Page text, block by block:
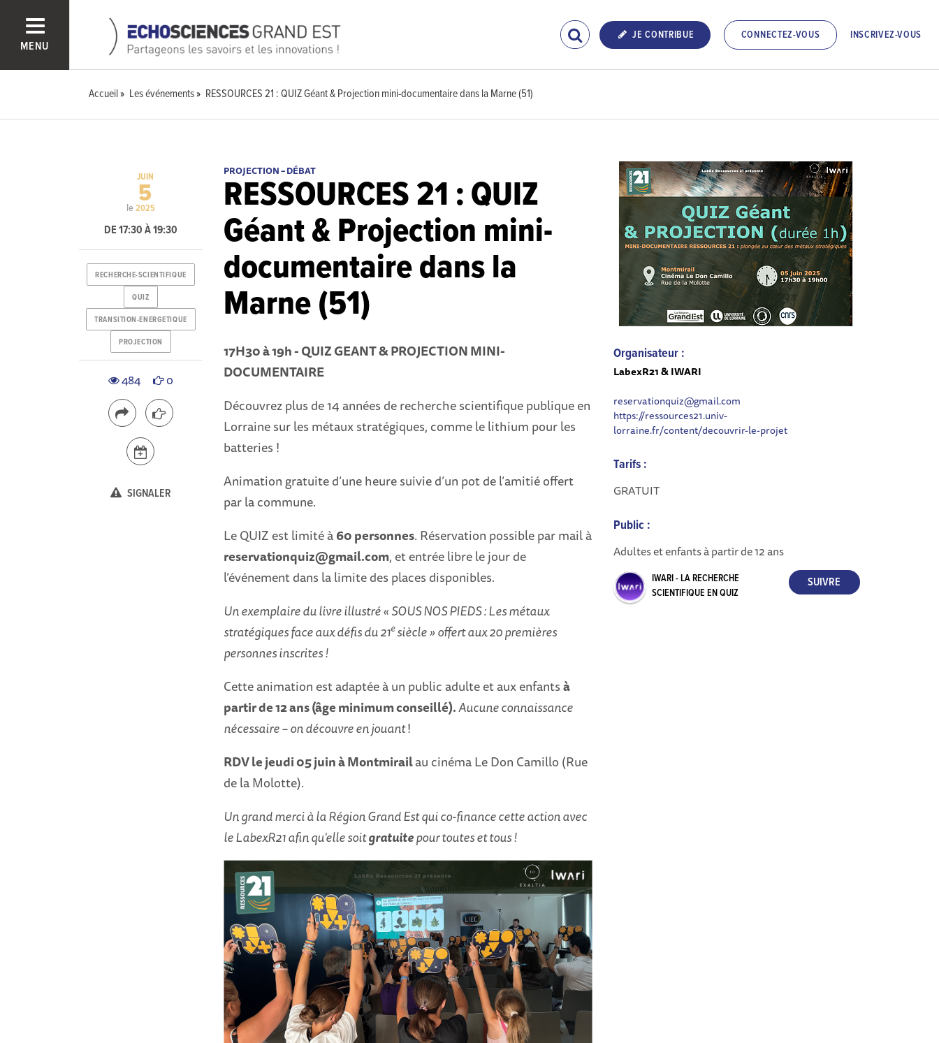
MENU
JE CONTRIBUE CONNECTEZ-VOUS INSCRIVEZ-VOUS
Accueil Les événements RESSOURCES 21 : QUIZ Géant & Projection mini-documentaire dans la Marne (51)
PROJECTION – DÉBAT
RESSOURCES 21 : QUIZ
Géant & Projection mini-
documentaire dans la
Marne (51)
17H30 à 19h - QUIZ GEANT & PROJECTION MINI-
DOCUMENTAIRE
Découvrez plus de 14 années de recherche scientifique publique en
Lorraine sur les métaux stratégiques, comme le lithium pour les
batteries !
Animation gratuite d’une heure suivie d’un pot de l’amitié offert
par la commune.
Le QUIZ est limité à60 personnes. Réservation possible par mail à
reservationquiz@gmail.com, et entrée libre le jour de
l’événement dans la limite des places disponibles.
Un exemplaire du livre illustré « SOUS NOS PIEDS : Les métaux
stratégiques face aux défis du 21esiècle » offert aux 20 premières
personnes inscrites !
Cette animation est adaptée à un public adulte et aux enfantsà
partir de 12 ans (âge minimum conseillé).Aucune connaissance
nécessaire – on découvre en jouant!
RDV le jeudi 05 juin à Montmirailau cinéma Le Don Camillo (Rue
de la Molotte).
Un grand merci à la Région Grand Est qui co-finance cette action avec
le LabexR21 afin qu'elle soitgratuitepour toutes et tous !
Organisateur :
LabexR21 & IWARI
reservationquiz@gmail.com
https://ressources21.univ-
lorraine.fr/content/decouvrir-le-projet
Tarifs :
GRATUIT
Public :
Adultes et enfants à partir de 12 ans
IWARI - LA RECHERCHE
SCIENTIFIQUE EN QUIZ
le
JUIN
5
2025
DE 17:30 À 19:30
RECHERCHE-SCIENTIFIQUE
QUIZ
TRANSITION-ENERGETIQUE
PROJECTION
484 0
SIGNALER